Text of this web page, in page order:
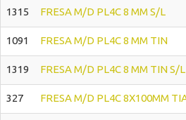
1315 FRESA M/D PL4C 8 MM S/L
1091 FRESA M/D PL4C 8 MM TIN
1319 FRESA M/D PL4C 8 MM TIN S/L
327 FRESA M/D PL4C 8X100MM